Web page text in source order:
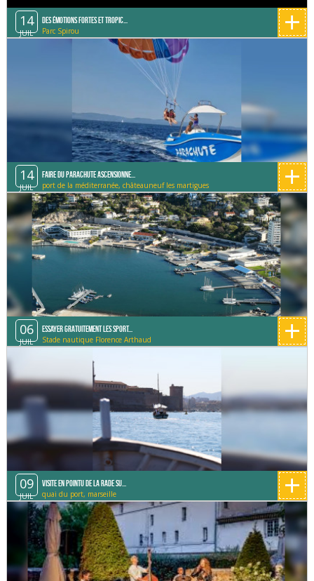
14
JUIL
Des émotions fortes et tropic...
Parc Spirou +
14
JUIL
Faire du parachute ascensionne...
port de la méditerranée, châteauneuf les martigues +
06
JUIL
Essayer gratuitement les sport...
Stade nautique Florence Arthaud +
09
JUIL
Visite en pointu de la rade su...
quai du port, marseille +